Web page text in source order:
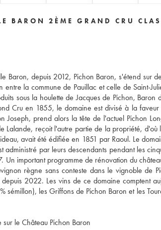
BARON 2ÈME GRAND CRU
Baron, depuis 2012, Pichon Baron, s'étend sur
entre la commune de Pauillac et celle de Saint-
sous la houlette de Jacques de Pichon,
Cru en 1855, le domaine est divisé à la
Joseph, prend alors la tête de l'actuel Pichon
Lalande, reçoit l'autre partie de la propriété,
avait été édifiée en 1851 par Raoul. Le
administré par leurs descendants pendant les
Un important programme de rénovation du
règne sans conteste dans le vignoble de
2022. Les vins de ce domaine comptent
sémillon), les Griffons de Pichon Baron et les
le Château Pichon Baron